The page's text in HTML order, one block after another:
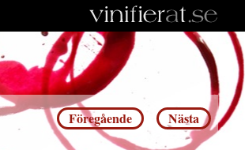
Inläggsnavigering
Föregående Nästa